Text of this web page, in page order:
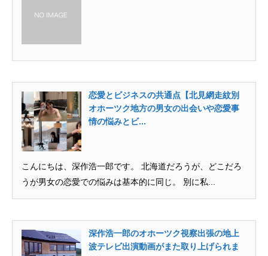
恋愛とビジネスの共通点【北見網走紋別
オホーツク地方の男女の出会いや恋愛事
情の悩みとビ...
こんにちは、深作浩一郎です。 北海道だろうが、どこだろ
うが男女の恋愛での悩みは基本的に同じ。 別に私...
深作浩一郎のオホーツク視察出張の地上
波テレビ出演動画がまた取り上げられま